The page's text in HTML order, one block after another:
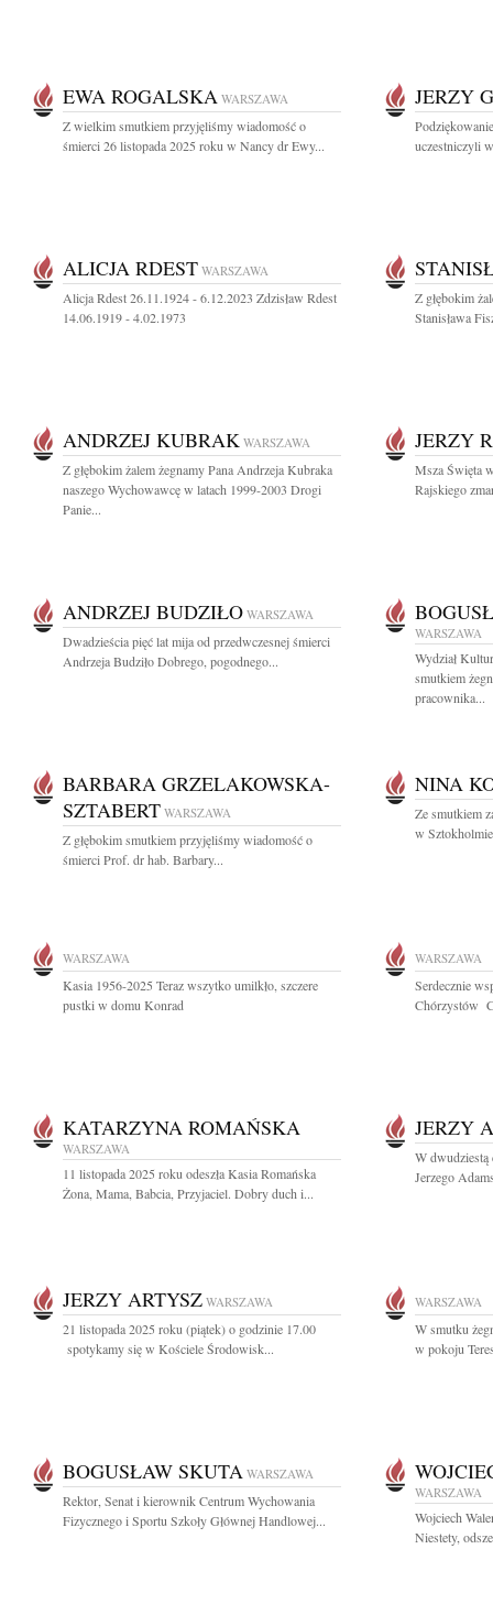
EWA ROGALSKA WARSZAWA
Z wielkim smutkiem przyjęliśmy wiadomość o
śmierci 26 listopada 2025 roku w Nancy dr Ewy...
JERZY
uczestniczyli
ALICJA RDEST WARSZAWA
Alicja Rdest 26.11.1924 - 6.12.2023 Zdzisław Rdest
14.06.1919 - 4.02.1973
Z głębokim
Stanisława
ANDRZEJ KUBRAK WARSZAWA
Z głębokim żalem żegnamy Pana Andrzeja Kubraka
naszego Wychowawcę w latach 1999-2003 Drogi
Panie...
JERZY
Msza Święta
Rajskiego
ANDRZEJ BUDZIŁO WARSZAWA
Dwadzieścia pięć lat mija od przedwczesnej śmierci
Andrzeja Budziło Dobrego, pogodnego...
WARSZAWA
Wydział
smutkiem
pracownika...
BARBARA GRZELAKOWSKA-
SZTABERT WARSZAWA
Z głębokim smutkiem przyjęliśmy wiadomość o
śmierci Prof. dr hab. Barbary...
NINA
Ze smutkiem
w
WARSZAWA
Kasia 1956-2025 Teraz wszytko umilkło, szczere
pustki w domu Konrad
WARSZAWA
Serdecznie
Chórzystów
KATARZYNA ROMAŃSKA
WARSZAWA
11 listopada 2025 roku odeszła Kasia Romańska
Żona, Mama, Babcia, Przyjaciel. Dobry duch i...
JERZY
W dwudziestą
Jerzego
JERZY ARTYSZ WARSZAWA
21 listopada 2025 roku (piątek) o godzinie 17.00
spotykamy się w Kościele Środowisk...
WARSZAWA
W smutku
w pokoju
BOGUSŁAW SKUTA WARSZAWA
Rektor, Senat i kierownik Centrum Wychowania
Fizycznego i Sportu Szkoły Głównej Handlowej...
WARSZAWA
Wojciech
Niestety,